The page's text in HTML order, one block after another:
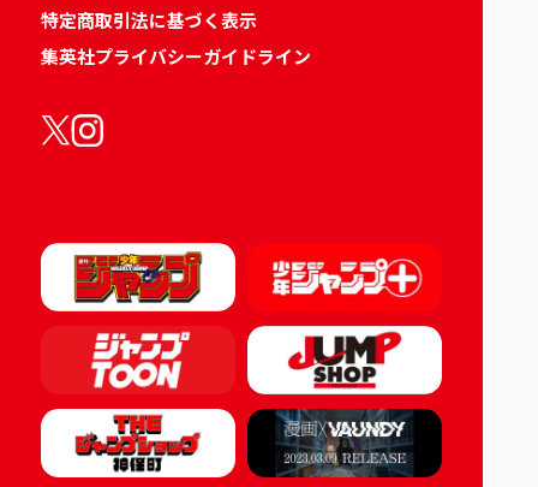
特定商取引法に基づく表示
集英社プライバシーガイドライン